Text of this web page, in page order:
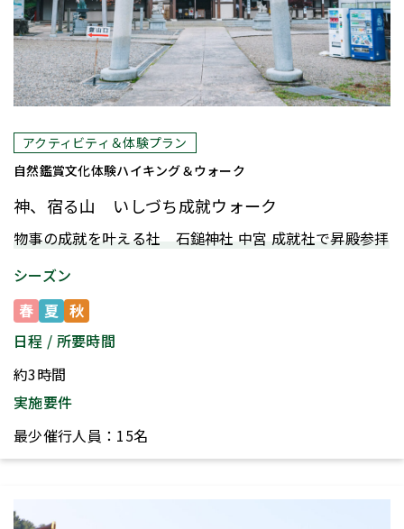
神、宿る山 いしづち成就ウォーク
アクティビティ＆体験プラン
自然鑑賞文化体験ハイキング＆ウォーク
物事の成就を叶える社 石鎚神社 中宮 成就社で昇殿参拝
シーズン
春 夏 秋
日程 / 所要時間
約3時間
実施要件
最少催行人員：15名